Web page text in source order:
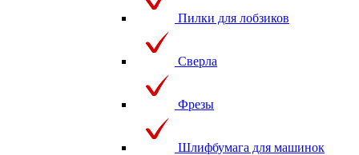
Пилки для лобзиков
Сверла
Фрезы
Шлифбумага для машинок